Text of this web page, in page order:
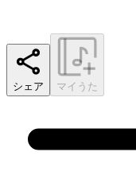
シェア マイうた